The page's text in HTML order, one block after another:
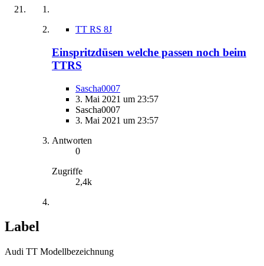
TT RS 8J
Einspritzdüsen welche passen noch beim
TTRS
Sascha0007
3. Mai 2021 um 23:57
Sascha0007
3. Mai 2021 um 23:57
Antworten
0
Zugriffe
2,4k
Label
Audi TT Modellbezeichnung